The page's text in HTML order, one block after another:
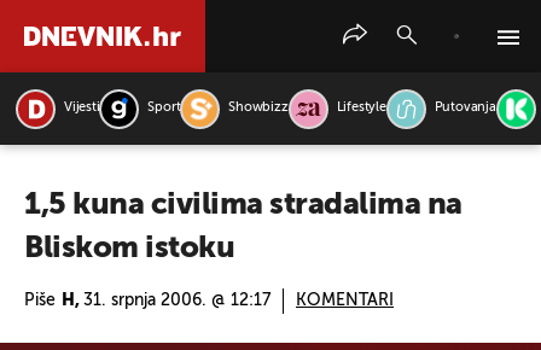
Vijesti Sport Showbizz Lifestyle Putovanja
1,5 kuna civilima stradalima na
Bliskom istoku
Piše H, 31. srpnja 2006. @ 12:17 KOMENTARI
PRETRAŽITE VIJESTI